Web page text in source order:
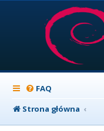
FAQ
Strona główna